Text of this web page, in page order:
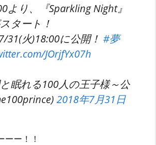
より、『Sparkling Night』
タート！
31(火)18:00に公開！ #夢
JOrjfYx07h
眠れる100人の王子様～公
2018年7月31日
ーー！！